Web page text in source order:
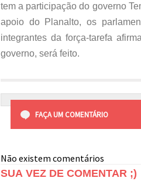
tem a participação do governo
apoio do Planalto, os
integrantes da força-tarefa
governo, será feito.
FAÇA UM COMENTÁRIO
Não existem comentários
SUA VEZ DE COMENTAR ;)